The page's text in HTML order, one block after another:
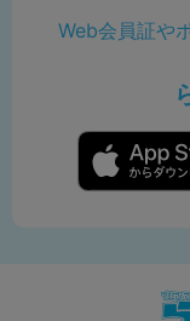
Web会員証や